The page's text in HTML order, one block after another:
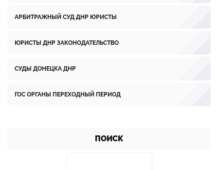
АРБИТРАЖНЫЙ СУД ДНР ЮРИСТЫ
ЮРИСТЫ ДНР ЗАКОНОДАТЕЛЬСТВО
СУДЫ ДОНЕЦКА ДНР
ГОС ОРГАНЫ ПЕРЕХОДНЫЙ ПЕРИОД
ПОИСК